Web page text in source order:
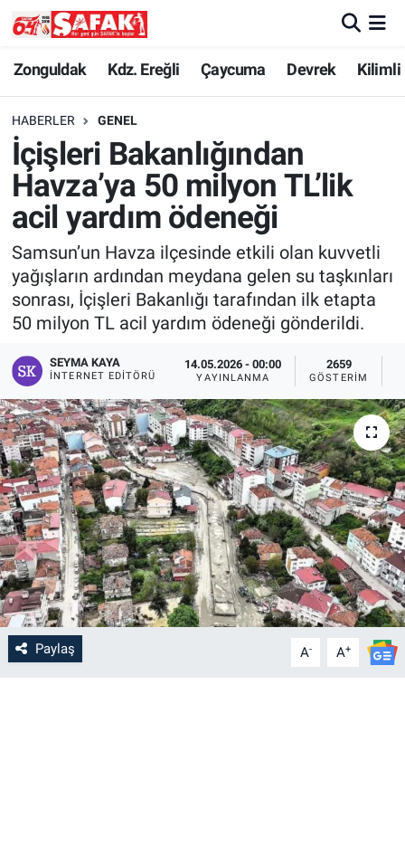
Zonguldak Kdz. Ereğli Çaycuma Devrek Kilimli
HABERLER GENEL
İçişleri Bakanlığından
Havza’ya 50 milyon TL’lik
acil yardım ödeneği
Samsun’un Havza ilçesinde etkili olan kuvvetli
yağışların ardından meydana gelen su taşkınları
sonrası, İçişleri Bakanlığı tarafından ilk etapta
50 milyon TL acil yardım ödeneği gönderildi.
SEYMA KAYA
İNTERNET EDITÖRÜ
14.05.2026 - 00:00
YAYINLANMA
2659
GÖSTERIM
Paylaş A- A+
Zonguldak
Kdz. Ereğli
Çaycuma
Devrek
Kilimli
Asayiş
Zonguldak Nöbetçi Eczaneler
Zonguldak Hava Durumu
Zonguldak Namaz Vakitleri
Zonguldak Trafik Yoğunluk Haritası
Süper Lig Puan Durumu ve Fikstür
Tüm Manşetler